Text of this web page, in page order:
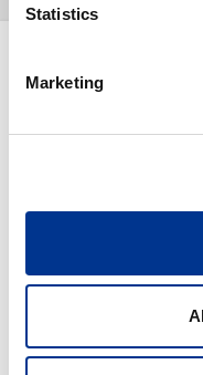
Statistics
Marketing
This form is protected by
Terms of Serviceapply.